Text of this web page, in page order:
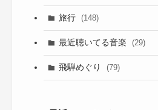
旅行 (148)
最近聴いてる音楽 (29)
飛騨めぐり (79)